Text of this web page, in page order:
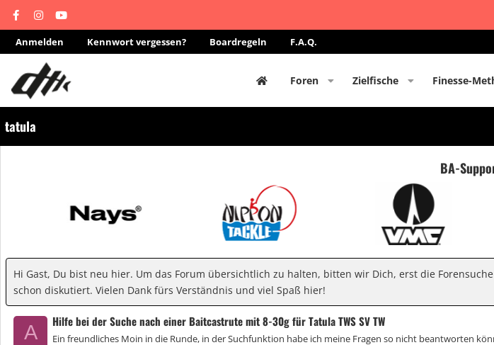
Anmelden Kennwort vergessen? Boardregeln F.A.Q.
Foren Zielfische Finesse-
tatula
BA-
Hi Gast, Du bist neu hier. Um das Forum übersichtlich zu halten, bitten wir Dich, erst die
schon diskutiert. Vielen Dank fürs Verständnis und viel Spaß hier!
A
Hilfe bei der Suche nach einer Baitcastrute mit 8-30g für Tatula TWS SV TW
Ein freundliches Moin in die Runde, in der Suchfunktion habe ich meine Fragen so nicht beantworten